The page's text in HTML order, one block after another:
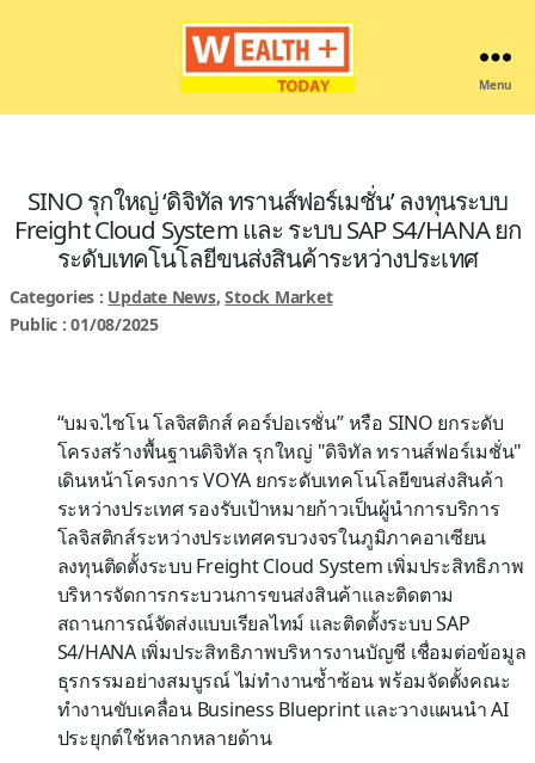
Menu
SINO รุกใหญ่ ‘ดิจิทัล ทรานส์ฟอร์เมชั่น’ ลงทุนระบบ
Freight Cloud System และ ระบบ SAP S4/HANA ยก
ระดับเทคโนโลยีขนส่งสินค้าระหว่างประเทศ
Categories : Update News,Stock Market
Public : 01/08/2025
“บมจ.ไซโน โลจิสติกส์ คอร์ปอเรชั่น” หรือ SINO ยกระดับ
โครงสร้างพื้นฐานดิจิทัล รุกใหญ่ "ดิจิทัล ทรานส์ฟอร์เมชั่น"
เดินหน้าโครงการ VOYA ยกระดับเทคโนโลยีขนส่งสินค้า
ระหว่างประเทศ รองรับเป้าหมายก้าวเป็นผู้นำการบริการ
โลจิสติกส์ระหว่างประเทศครบวงจรในภูมิภาคอาเซียน
ลงทุนติดตั้งระบบ Freight Cloud System เพิ่มประสิทธิภาพ
บริหารจัดการกระบวนการขนส่งสินค้าและติดตาม
สถานการณ์จัดส่งแบบเรียลไทม์ และติดตั้งระบบ SAP
S4/HANA เพิ่มประสิทธิภาพบริหารงานบัญชี เชื่อมต่อข้อมูล
ธุรกรรมอย่างสมบูรณ์ ไม่ทำงานซ้ำซ้อน พร้อมจัดตั้งคณะ
ทำงานขับเคลื่อน Business Blueprint และวางแผนนำ AI
ประยุกต์ใช้หลากหลายด้าน